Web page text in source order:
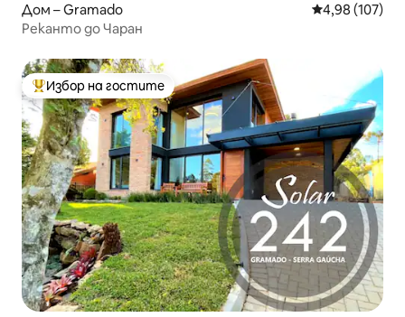
Дом – Gramado Средна
4,98 (107)
Реканто до Чаран
Най-популярен избор на гостите
Избор на гостите